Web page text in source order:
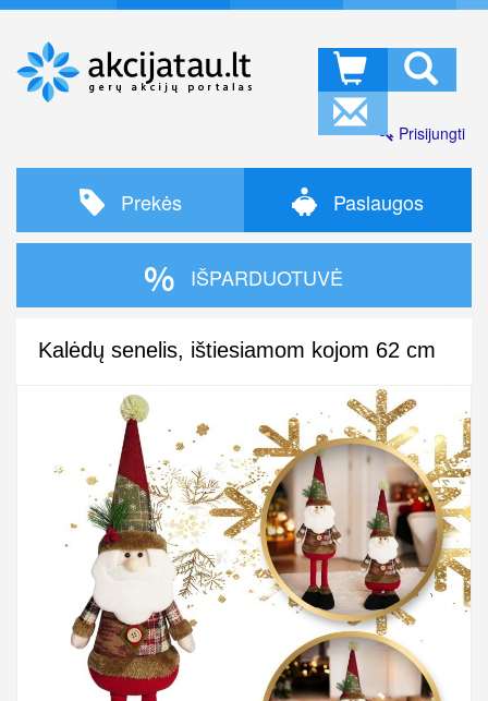
Prisijungti
Prekės Paslaugos
IŠPARDUOTUVĖ
Kalėdų senelis, ištiesiamom kojom 62 cm